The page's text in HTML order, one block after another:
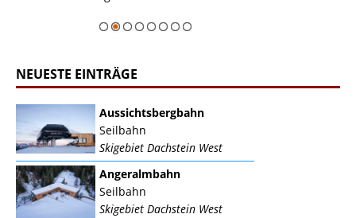
NEUESTE EINTRÄGE
Aussichtsbergbahn
Seilbahn
Skigebiet Dachstein West
Angeralmbahn
Seilbahn
Skigebiet Dachstein West